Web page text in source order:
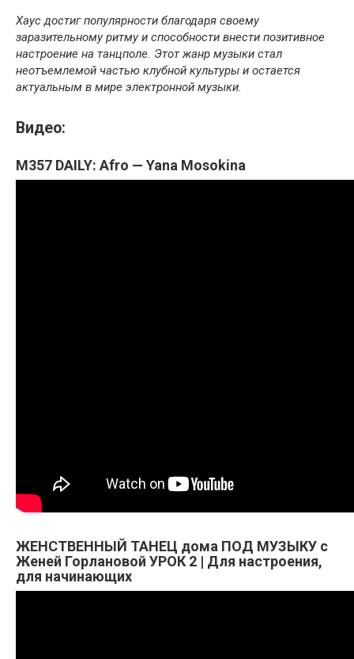
Хаус достиг популярности благодаря своему
заразительному ритму и способности внести позитивное
настроение на танцполе. Этот жанр музыки стал
неотъемлемой частью клубной культуры и остается
актуальным в мире электронной музыки.
Видео:
M357 DAILY: Afro — Yana Mosokina
ЖЕНСТВЕННЫЙ ТАНЕЦ дома ПОД МУЗЫКУ с
Женей Горлановой УРОК 2 | Для настроения,
для начинающих